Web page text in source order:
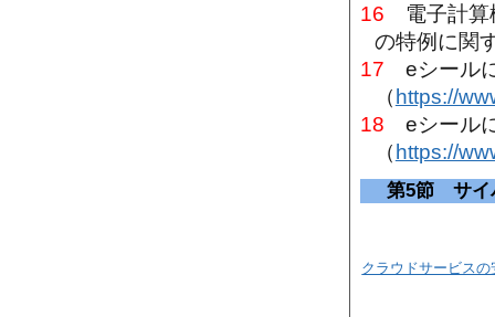
16 電子計算
の特例に関
17 eシール
（ https://
18 eシール
（ https://
第5節 サイ
クラウドサービス